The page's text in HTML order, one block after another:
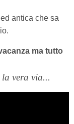
antica che sa
ma tutto
vera via...